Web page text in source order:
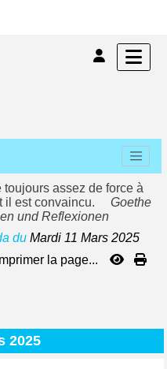
toujours assez de force à
il est convaincu.
Goethe
und Reflexionen
du Mardi 11 Mars 2025
Imprimer la page...
2025